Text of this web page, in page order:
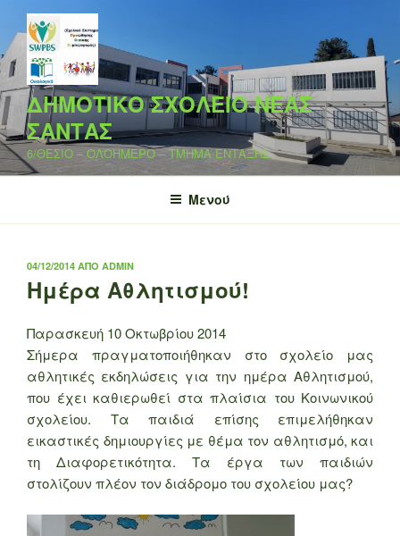
Μετάβαση
στο
περιεχόμενο
ΔΗΜΟΤΙΚΟ ΣΧΟΛΕΙΟ ΝΕΑΣ
ΣΑΝΤΑΣ
6/ΘΕΣΙΟ – ΟΛΟΗΜΕΡΟ – ΤΜΗΜΑ ΕΝΤΑΞΗΣ
Μενού
ΔΗΜΟΣΙΕΎΤΗΚΕ
ΣΤΙΣ
04/12/2014 ΑΠΌ ADMIN
Ημέρα Αθλητισμού!
Παρασκευή 10 Οκτωβρίου 2014
Σήμερα πραγματοποιήθηκαν στο σχολείο μας
αθλητικές εκδηλώσεις για την ημέρα Αθλητισμού,
που έχει καθιερωθεί στα πλαίσια του Κοινωνικού
σχολείου. Τα παιδιά επίσης επιμελήθηκαν
εικαστικές δημιουργίες με θέμα τον αθλητισμό, και
τη Διαφορετικότητα. Τα έργα των παιδιών
στολίζουν πλέον τον διάδρομο του σχολείου μας?